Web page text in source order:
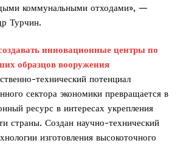
коммунальными отходами», —
Турчин.
инновационные центры по
образцов вооружения
технический потенциал
сектора экономики превращается в
ресурс в интересах укрепления
страны. Создан научно-технический
изготовления высокоточного